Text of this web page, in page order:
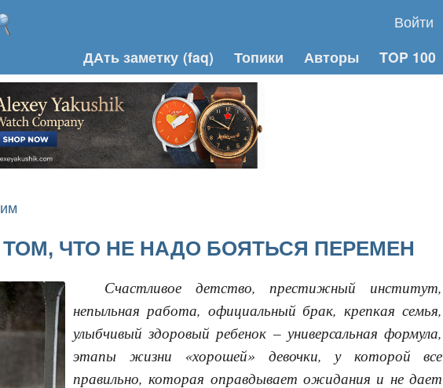
Войти
ДАть заметку (faq) Топики Авторы TOP 100
ЧТО НЕ НАДО БОЯТЬСЯ ПЕРЕМЕН
Счастливое детство, престижный институт,
непыльная работа, официальный брак, крепкая семья,
улыбчивый здоровый ребенок – универсальная формула,
этапы жизни «хорошей» девочки, у которой все
правильно, которая оправдывает ожидания и не дает